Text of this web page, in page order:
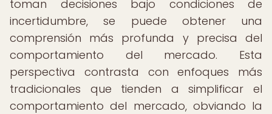
toman decisiones bajo condiciones de
incertidumbre, se puede obtener una
comprensión más profunda y precisa del
comportamiento del mercado. Esta
perspectiva contrasta con enfoques más
tradicionales que tienden a simplificar el
comportamiento del mercado, obviando la